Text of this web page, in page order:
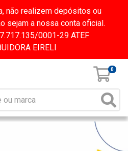
não realizem depósitos ou
sejam a nossa conta oficial.
0001-29 ATEF
EIRELI
0